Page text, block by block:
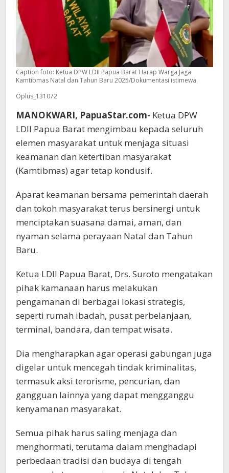
Caption foto: Ketua DPW LDII Papua Barat Harap Warga Jaga
Kamtibmas Natal dan Tahun Baru 2025/Dokumentasi istimewa.
Oplus_131072
MANOKWARI, PapuaStar.com- Ketua DPW
LDII Papua Barat mengimbau kepada seluruh
elemen masyarakat untuk menjaga situasi
keamanan dan ketertiban masyarakat
(Kamtibmas) agar tetap kondusif.
Aparat keamanan bersama pemerintah daerah
dan tokoh masyarakat terus bersinergi untuk
menciptakan suasana damai, aman, dan
nyaman selama perayaan Natal dan Tahun
Baru.
Ketua LDII Papua Barat, Drs. Suroto mengatakan
pihak kamanaan harus melakukan
pengamanan di berbagai lokasi strategis,
seperti rumah ibadah, pusat perbelanjaan,
terminal, bandara, dan tempat wisata.
Dia mengharapkan agar operasi gabungan juga
digelar untuk mencegah tindak kriminalitas,
termasuk aksi terorisme, pencurian, dan
gangguan lainnya yang dapat mengganggu
kenyamanan masyarakat.
Semua pihak harus saling menjaga dan
menghormati, terutama dalam menghadapi
perbedaan tradisi dan budaya di tengah